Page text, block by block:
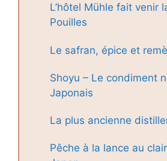
L’hôtel Mühle fait venir
Pouilles
Le safran, épice et
Shoyu – Le condiment
Japonais
La plus ancienne
Pêche à la lance au